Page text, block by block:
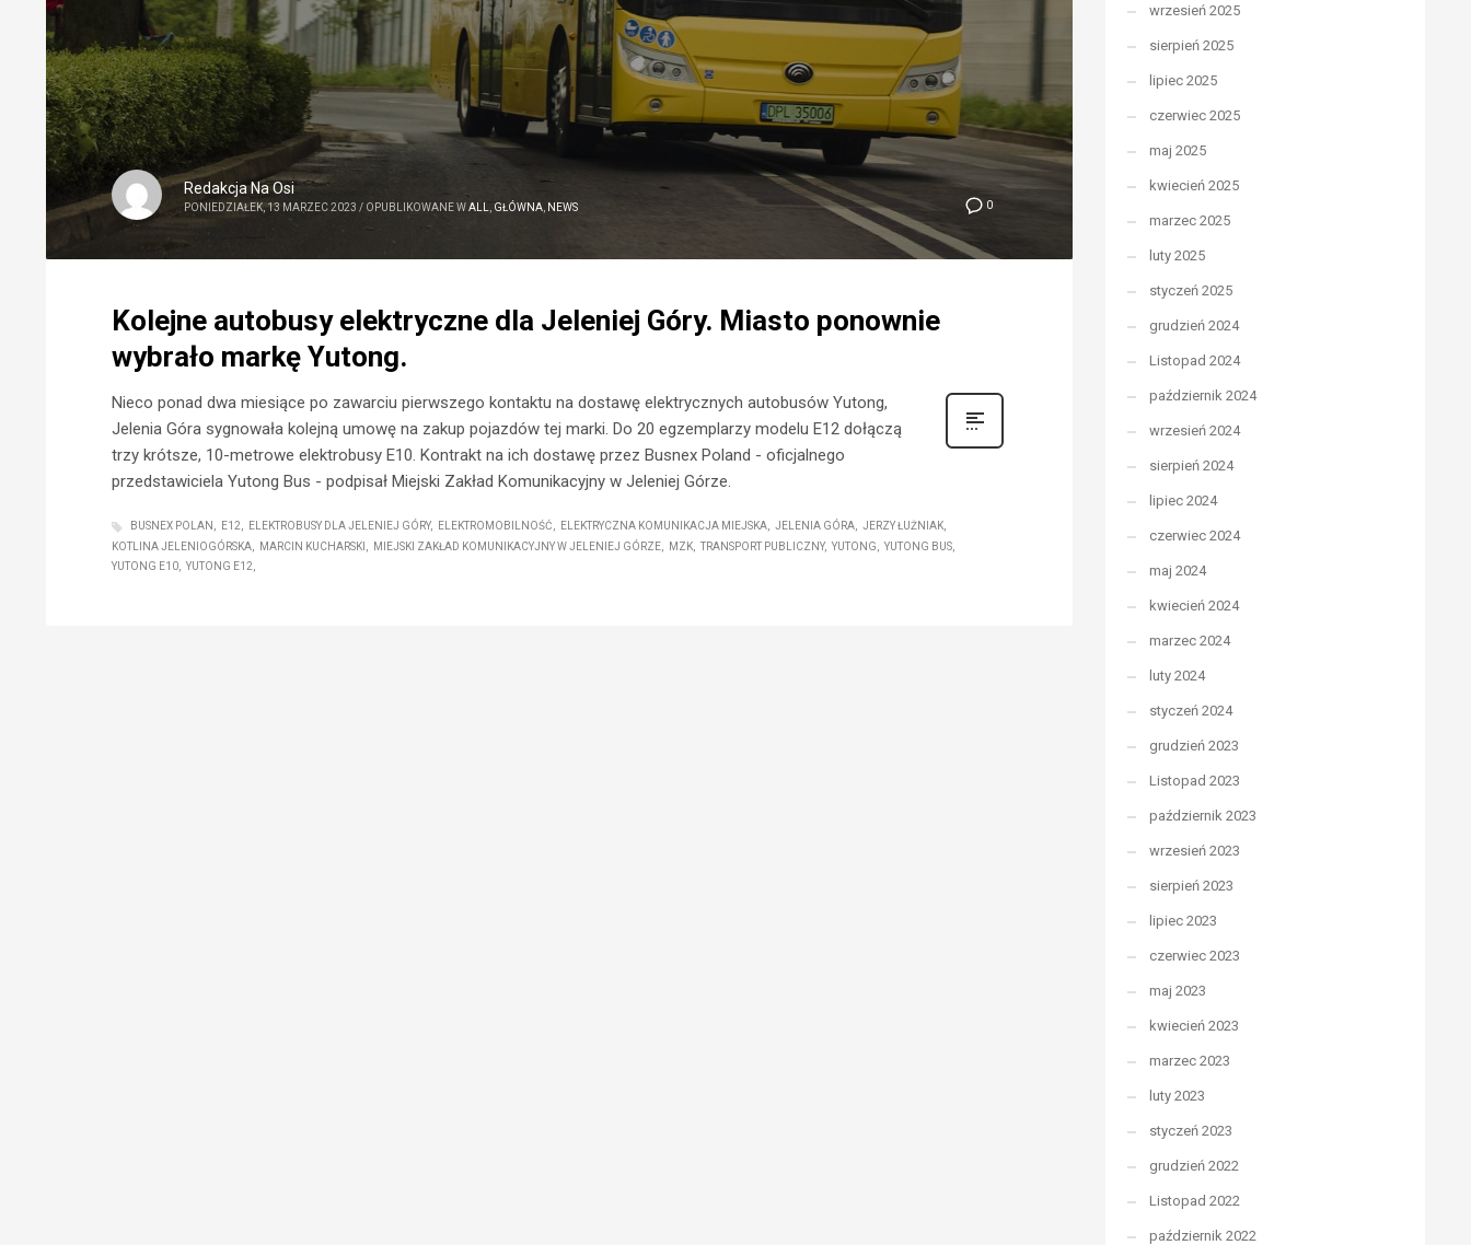
0
Redakcja Na Osi
PONIEDZIAŁEK, 13 MARZEC 2023 / OPUBLIKOWANE WALL, GŁÓWNA, NEWS
Kolejne autobusy elektryczne dla Jeleniej Góry. Miasto ponownie
wybrało markę Yutong.
Nieco ponad dwa miesiące po zawarciu pierwszego kontaktu na dostawę elektrycznych autobusów Yutong,
Jelenia Góra sygnowała kolejną umowę na zakup pojazdów tej marki. Do 20 egzemplarzy modelu E12 dołączą
trzy krótsze, 10-metrowe elektrobusy E10. Kontrakt na ich dostawę przez Busnex Poland - oficjalnego
przedstawiciela Yutong Bus - podpisał Miejski Zakład Komunikacyjny w Jeleniej Górze.
BUSNEX POLAN E12 ELEKTROBUSY DLA JELENIEJ GÓRY ELEKTROMOBILNOŚĆ ELEKTRYCZNA KOMUNIKACJA MIEJSKA JELENIA GÓRA
JERZY ŁUŻNIAK
KOTLINA JELENIOGÓRSKA
MARCIN KUCHARSKI MIEJSKI ZAKŁAD KOMUNIKACYJNY W JELENIEJ GÓRZE MZK TRANSPORT PUBLICZNY YUTONG
YUTONG BUS
YUTONG E10
YUTONG E12
wrzesień 2025
sierpień 2025
lipiec 2025
czerwiec 2025
maj 2025
kwiecień 2025
marzec 2025
luty 2025
styczeń 2025
grudzień 2024
Listopad 2024
październik 2024
wrzesień 2024
sierpień 2024
lipiec 2024
czerwiec 2024
maj 2024
kwiecień 2024
marzec 2024
luty 2024
styczeń 2024
grudzień 2023
Listopad 2023
październik 2023
wrzesień 2023
sierpień 2023
lipiec 2023
czerwiec 2023
maj 2023
kwiecień 2023
marzec 2023
luty 2023
styczeń 2023
grudzień 2022
Listopad 2022
październik 2022